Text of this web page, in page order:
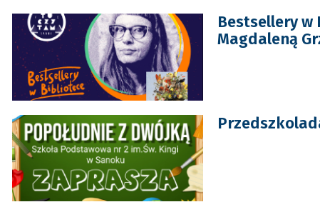
Bestsellery w
Magdaleną